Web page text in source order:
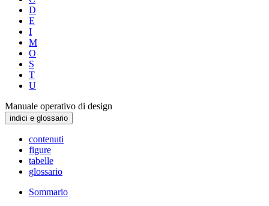
D
E
I
M
O
S
T
U
Manuale operativo di design
indici e glossario
contenuti
figure
tabelle
glossario
Sommario